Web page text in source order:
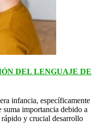
DEL LENGUAJE DE
infancia, específicamente
suma importancia debido a
rápido y crucial desarrollo